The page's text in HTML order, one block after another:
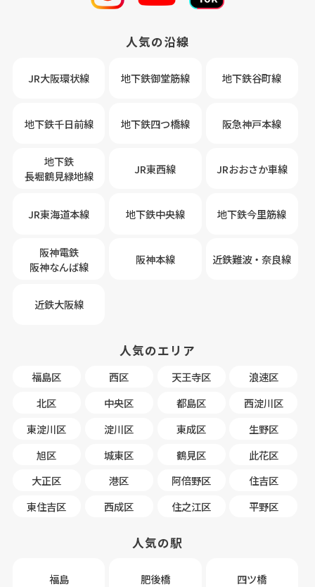
人気の沿線
JR大阪環状線 地下鉄御堂筋線 地下鉄谷町線
地下鉄千日前線 地下鉄四つ橋線 阪急神戸本線
地下鉄
長堀鶴見緑地線
JR東西線 JRおおさか車線
JR東海道本線 地下鉄中央線 地下鉄今里筋線
阪神電鉄
阪神なんば線
阪神本線 近鉄難波・奈良線
近鉄大阪線
人気のエリア
福島区 西区 天王寺区
浪速区
北区
中央区 都島区
西淀川区
東淀川区
淀川区 東成区
生野区
旭区
城東区 鶴見区
此花区
大正区
港区 阿倍野区
住吉区
東住吉区
西成区 住之江区 平野区
人気の駅
福島 肥後橋 四ツ橋